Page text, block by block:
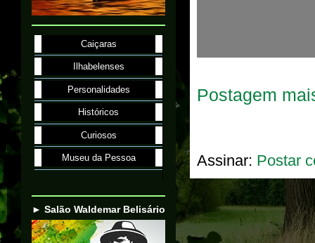
Postagem
Assinar: Postar
Caiçaras
Ilhabelenses
Personalidades
Históricos
Curiosos
Museu da Pessoa
► Salão Waldemar Belisário